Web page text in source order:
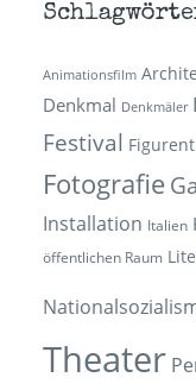
Animationsfilm
Denkmal Denkmäler
Festival
Fotografie
Installation Italien
öffentlichen Raum
Theater